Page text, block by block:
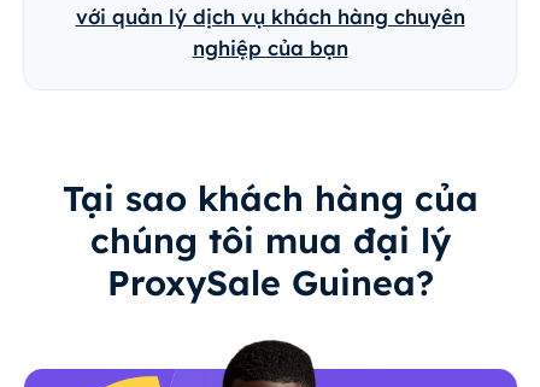
với quản lý dịch vụ khách hàng chuyên
nghiệp của bạn
Tại sao khách hàng của
chúng tôi mua đại lý
ProxySale Guinea?